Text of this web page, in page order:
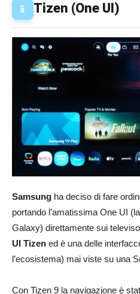
📱 Tizen (One UI)
Samsung ha deciso di fare
portando l’amatissima One UI
Galaxy) direttamente sui
UI Tizen ed è una delle
l’ecosistema) mai viste su una
Con Tizen 9 la navigazione è